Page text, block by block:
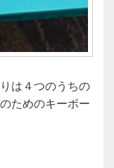
は４つのうちの
ためのキーボー